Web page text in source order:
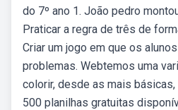
do 7º ano 1. João pedro
Praticar a regra de três de
Criar um jogo em que os
problemas. Webtemos uma
colorir, desde as mais
500 planilhas gratuitas